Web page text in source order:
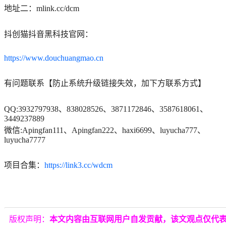
地址二：mlink.cc/dcm
抖创猫抖音黑科技官网：
https://www.douchuangmao.cn
有问题联系【防止系统升级链接失效，加下方联系方式】
QQ:3932797938、838028526、3871172846、3587618061、
3449237889
微信:Apingfan111、Apingfan222、haxi6699、luyucha777、
luyucha7777
项目合集： https://link3.cc/wdcm
版权声明： 本文内容由互联网用户自发贡献，该文观点仅代